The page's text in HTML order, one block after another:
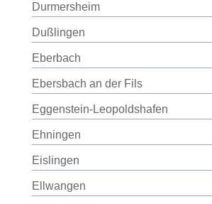
Durmersheim
Dußlingen
Eberbach
Ebersbach an der Fils
Eggenstein-Leopoldshafen
Ehningen
Eislingen
Ellwangen